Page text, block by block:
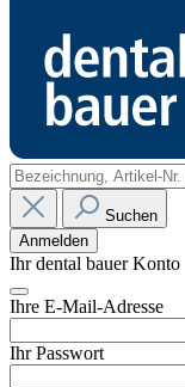
Suchen
Anmelden
Ihr dental bauer Konto
Ihre E-Mail-Adresse
Ihr Passwort